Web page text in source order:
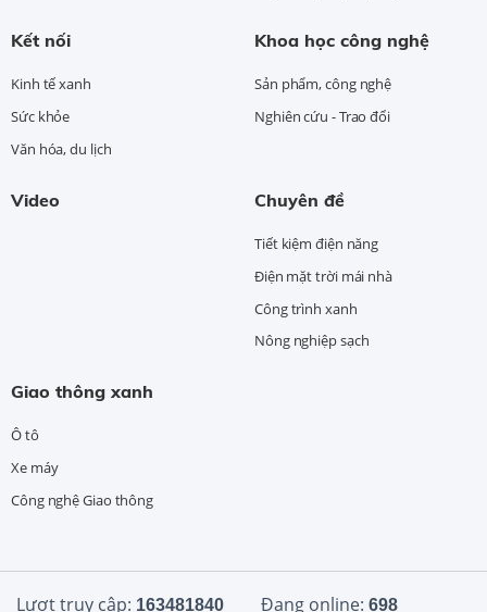
Kết nối
Kinh tế xanh
Sức khỏe
Văn hóa, du lịch
Khoa học công nghệ
Sản phẩm, công nghệ
Nghiên cứu - Trao đổi
Video Chuyên đề
Tiết kiệm điện năng
Điện mặt trời mái nhà
Công trình xanh
Nông nghiệp sạch
Giao thông xanh
Ô tô
Xe máy
Công nghệ Giao thông
Lượt truy cập: 163481840 Đang online: 698